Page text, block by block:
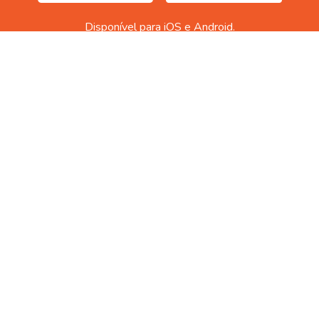
Disponível para iOS e Android.